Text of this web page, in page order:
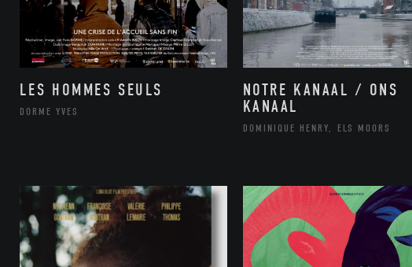
LES HOMMES SEULS
DORME YVES
NOTRE KANAAL / ONS
KANAAL
DOMINIQUE HENRY, ELS MOORS